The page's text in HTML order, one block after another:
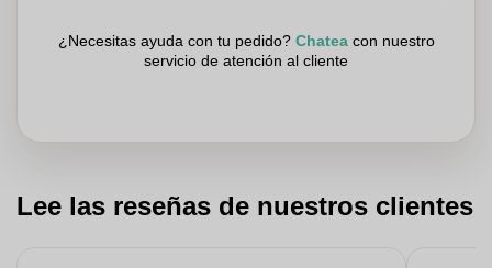
¿Necesitas ayuda con tu pedido? Chateacon nuestro
servicio de atención al cliente
Lee las reseñas de nuestros clientes